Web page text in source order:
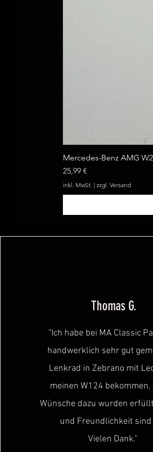
Mercedes-Benz AMG
Preis
25,99 €
inkl. MwSt. | zzgl. Versand
Thomas G.
“Ich habe bei MA Classic
handwerklich sehr gut
Lenkrad in Zebrano mit
meinen W124 bekommen.
Wünsche dazu wurden
und Freundlichkeit sind
Vielen Dank."